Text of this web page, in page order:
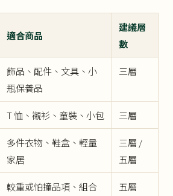
適合商品
建議層
數
飾品、配件、文具、小
瓶保養品
三層
T 恤、襯衫、童裝、小包 三層
多件衣物、鞋盒、輕量
家居
三層 /
五層
較重或怕撞品項、組合
五層